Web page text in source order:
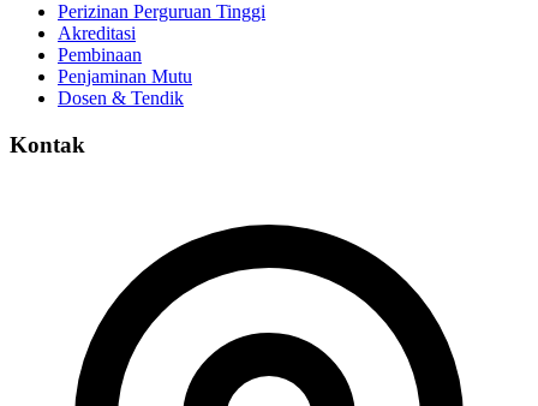
Perizinan Perguruan Tinggi
Akreditasi
Pembinaan
Penjaminan Mutu
Dosen & Tendik
Kontak